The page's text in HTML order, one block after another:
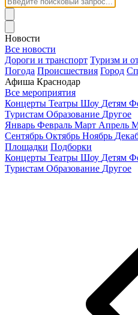
Новости
Все новости
Дороги и транспорт Туризм и
Погода Происшествия Город
Афиша Краснодар
Все мероприятия
Концерты Театры Шоу Детям
Туристам Образование Другое
Январь Февраль Март Апрель
Сентябрь Октябрь Ноябрь
Площадки Подборки
Концерты Театры Шоу Детям
Туристам Образование Другое